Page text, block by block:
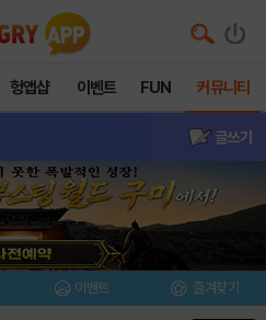
헝앱샵 이벤트 FUN 커뮤니티
글쓰기
이벤트 즐겨찾기